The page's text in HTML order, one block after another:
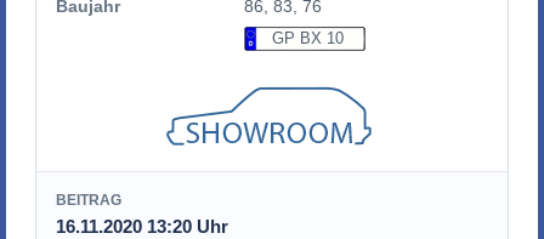
Baujahr
86, 83, 76
GP BX 10
BEITRAG
16.11.2020 13:20 Uhr